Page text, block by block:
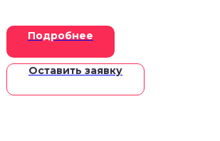
Подробнее
Оставить заявку